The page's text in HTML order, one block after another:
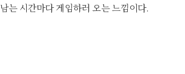
는 시간마다 게임하러 오는 느낌이다.